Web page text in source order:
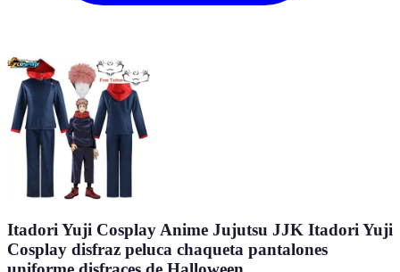
Itadori Yuji Cosplay Anime Jujutsu JJK Itadori Yuji
Cosplay disfraz peluca chaqueta pantalones